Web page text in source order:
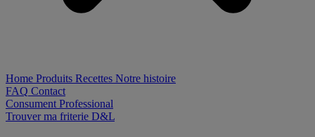
Home Produits Recettes Notre histoire
FAQ Contact
Consument Professional
Trouver ma friterie D&L